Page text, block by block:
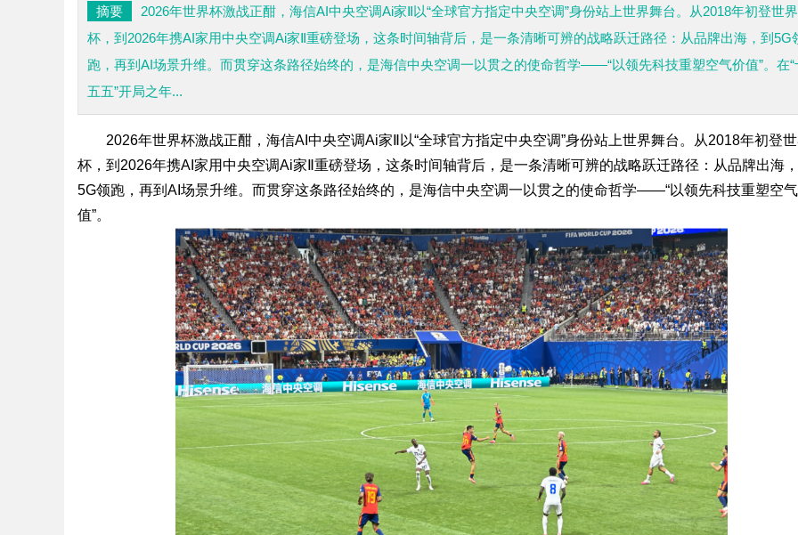
摘要
2026年世界杯激战正酣，海信AI中央空调Ai家Ⅱ以“全球官方指定中央空调”身份站上世界舞台。从2018年初登世界
杯，到2026年携AI家用中央空调Ai家Ⅱ重磅登场，这条时间轴背后，是一条清晰可辨的战略跃迁路径：从品牌出海，到5G
跑，再到AI场景升维。而贯穿这条路径始终的，是海信中央空调一以贯之的使命哲学——“以领先科技重塑空气价值”。在“
五五”开局之年...
2026年世界杯激战正酣，海信AI中央空调Ai家Ⅱ以“全球官方指定中央空调”身份站上世界舞台。从2018年初登
杯，到2026年携AI家用中央空调Ai家Ⅱ重磅登场，这条时间轴背后，是一条清晰可辨的战略跃迁路径：从品牌出海
5G领跑，再到AI场景升维。而贯穿这条路径始终的，是海信中央空调一以贯之的使命哲学——“以领先科技重塑空
值”。